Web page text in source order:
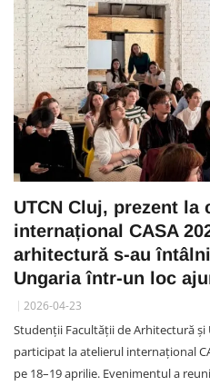
UTCN Cluj, prezent la
internațional CASA
arhitectură s-au
Ungaria într-un loc
2026-04-23
Studenții Facultății de Arhitectură și
participat la atelierul internațional
pe 18–19 aprilie. Evenimentul a